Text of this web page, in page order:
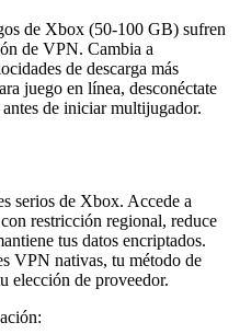
de Xbox (50-100 GB) sufren
de VPN. Cambia a
de descarga más
juego en línea, desconéctate
de iniciar multijugador.
serios de Xbox. Accede a
restricción regional, reduce
tus datos encriptados.
VPN nativas, tu método de
elección de proveedor.